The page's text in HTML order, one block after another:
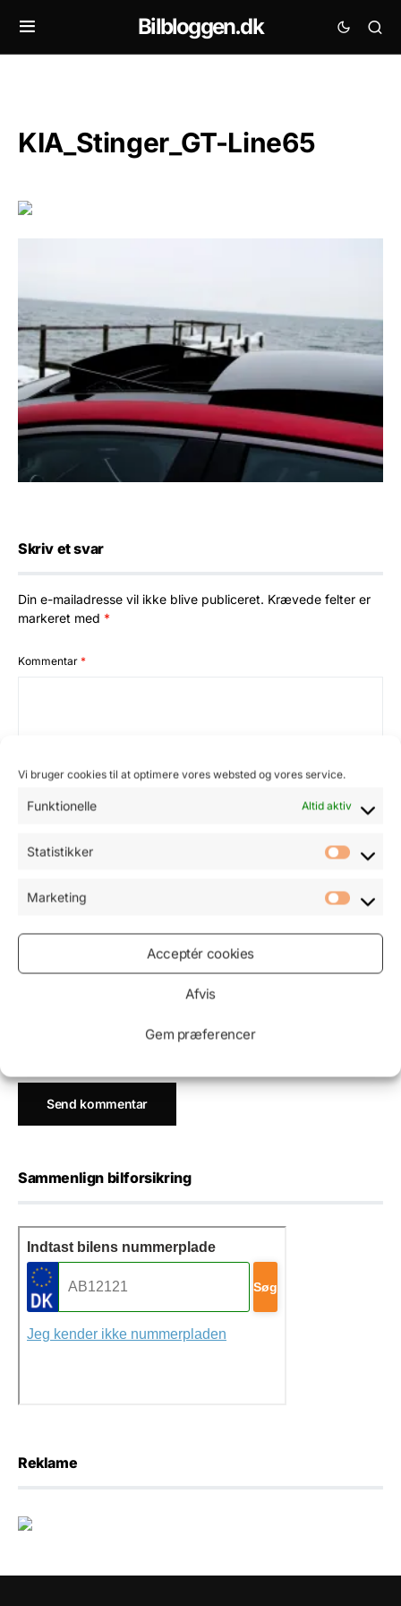
Vi bruger cookies til at optimere vores websted og vores service.
Funktionelle Altid aktiv
Statistikker
Marketing
Acceptér cookies
Afvis
Gem præferencer
Bilbloggen.dk
KIA_Stinger_GT-Line65
Skriv et svar
Din e-mailadresse vil ikke blive publiceret. Krævede felter er
markeret med *
Kommentar *
Navn *
Sammenlign bilforsikring
Reklame